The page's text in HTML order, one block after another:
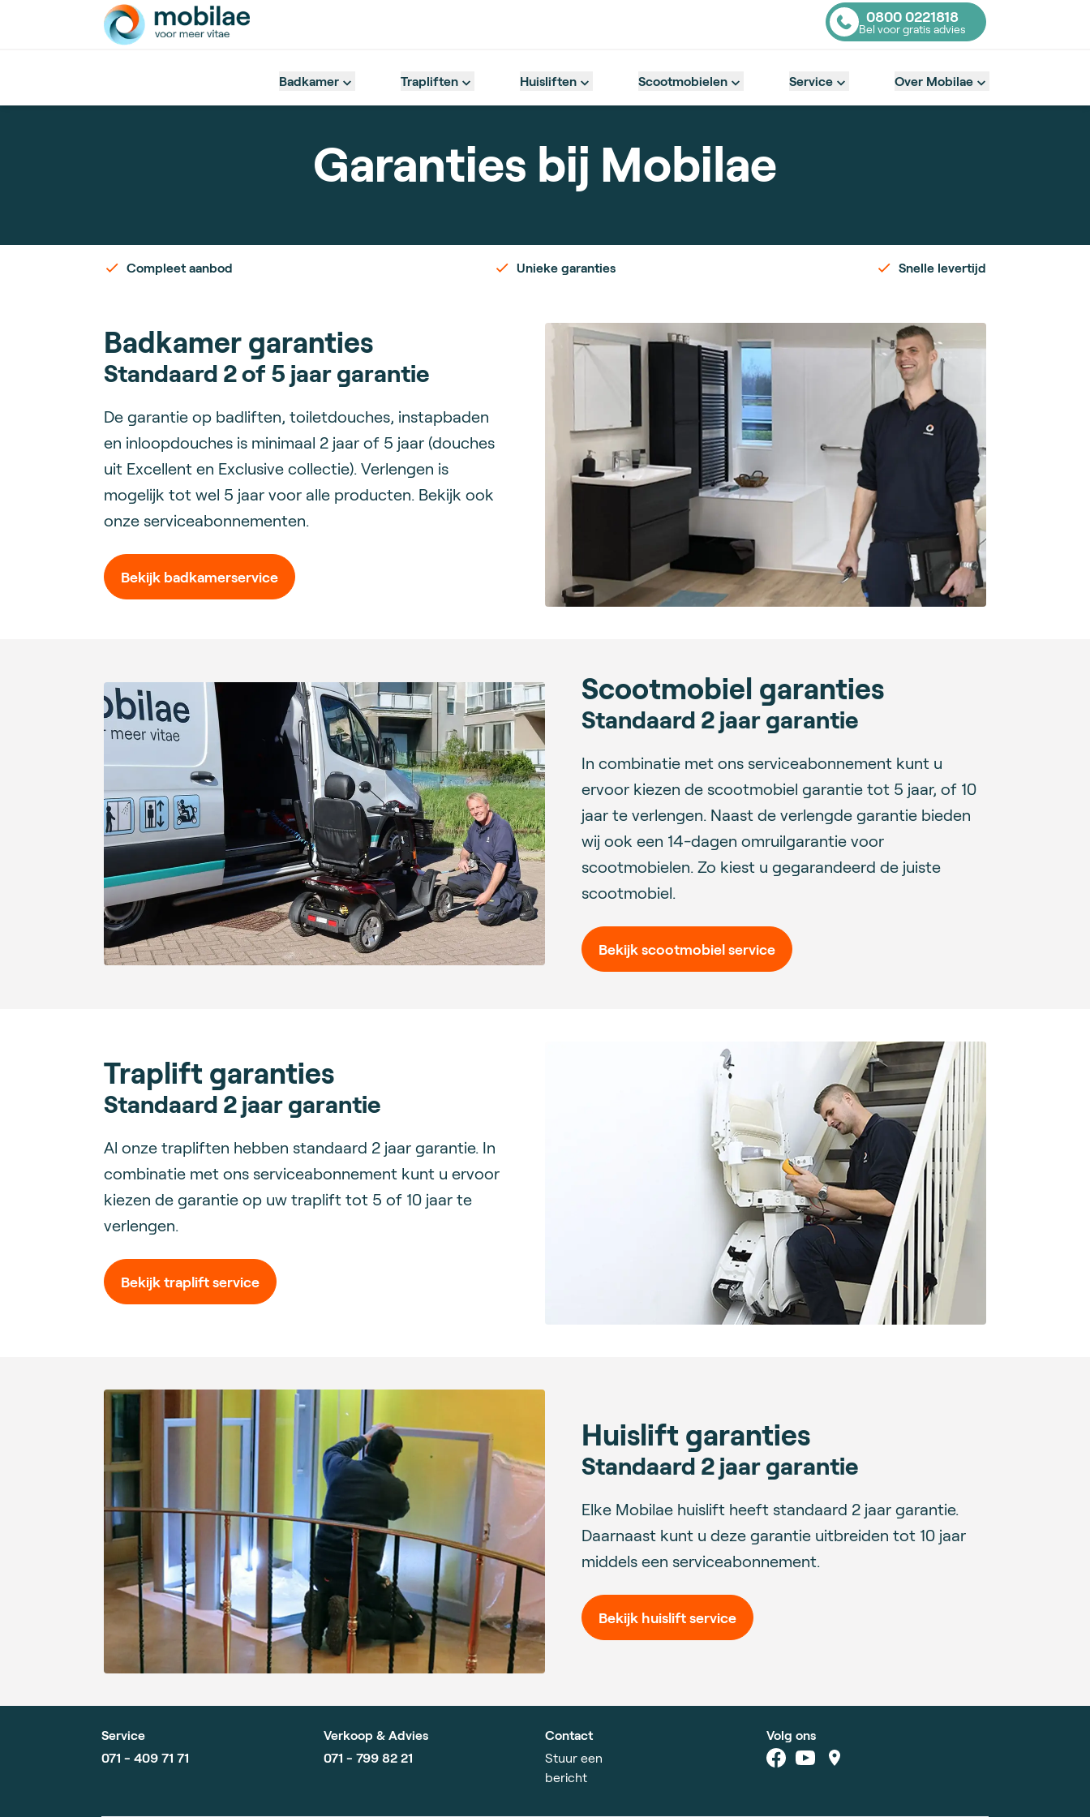
Contact number
0800 0221818
Bel voor gratis advies
Badkamer Trapliften Huisliften Scootmobielen Service Over Mobilae
Garanties bij Mobilae
Compleet aanbod Unieke garanties Snelle levertijd
Badkamer garanties
Standaard 2 of 5 jaar garantie
De garantie op badliften, toiletdouches, instapbaden
en inloopdouches is minimaal 2 jaar of 5 jaar (douches
uit Excellent en Exclusive collectie). Verlengen is
mogelijk tot wel 5 jaar voor alle producten. Bekijk ook
onze serviceabonnementen.
Bekijk badkamerservice
Scootmobiel garanties
Standaard 2 jaar garantie
In combinatie met ons serviceabonnement kunt u
ervoor kiezen de scootmobiel garantie tot 5 jaar, of 10
jaar te verlengen. Naast de verlengde garantie bieden
wij ook een 14-dagen omruilgarantie voor
scootmobielen. Zo kiest u gegarandeerd de juiste
scootmobiel.
Bekijk scootmobiel service
Traplift garanties
Standaard 2 jaar garantie
Al onze trapliften hebben standaard 2 jaar garantie. In
combinatie met ons serviceabonnement kunt u ervoor
kiezen de garantie op uw traplift tot 5 of 10 jaar te
verlengen.
Bekijk traplift service
Huislift garanties
Standaard 2 jaar garantie
Elke Mobilae huislift heeft standaard 2 jaar garantie.
Daarnaast kunt u deze garantie uitbreiden tot 10 jaar
middels een serviceabonnement.
Bekijk huislift service
Service
071 - 409 71 71
Verkoop & Advies
071 - 799 82 21
Contact
Stuur een
bericht
Volg ons